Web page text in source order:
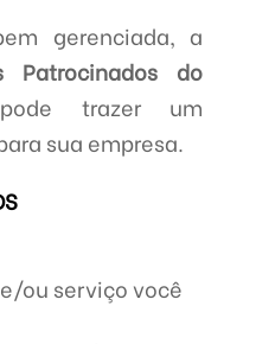
gerenciada, a
Patrocinados do
trazer um
sua empresa.
ou serviço você